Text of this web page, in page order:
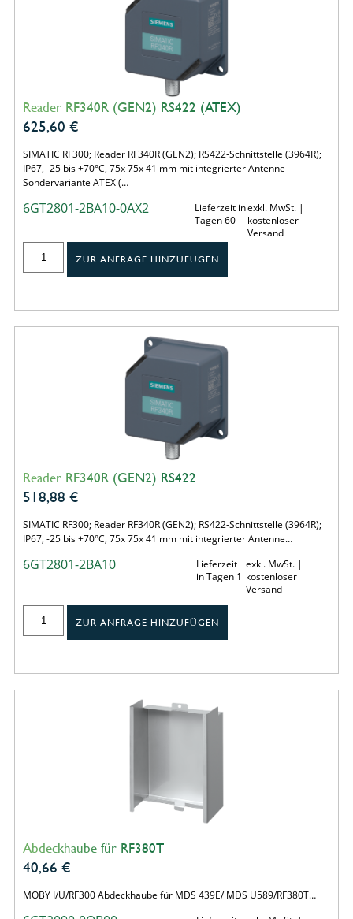
Reader RF340R (GEN2) RS422 (ATEX)
625,60 €
SIMATIC RF300; Reader RF340R (GEN2); RS422-Schnittstelle (3964R);
IP67, -25 bis +70°C, 75x 75x 41 mm mit integrierter Antenne
Sondervariante ATEX (…
6GT2801-2BA10-0AX2
Lieferzeit in
Tagen 60
exkl. MwSt. |
kostenloser
Versand
ZUR ANFRAGE HINZUFÜGEN
Reader RF340R (GEN2) RS422
518,88 €
SIMATIC RF300; Reader RF340R (GEN2); RS422-Schnittstelle (3964R);
IP67, -25 bis +70°C, 75x 75x 41 mm mit integrierter Antenne…
6GT2801-2BA10
Lieferzeit
in Tagen 1
exkl. MwSt. |
kostenloser
Versand
ZUR ANFRAGE HINZUFÜGEN
Abdeckhaube für RF380T
40,66 €
MOBY I/U/RF300 Abdeckhaube für MDS 439E/ MDS U589/RF380T…